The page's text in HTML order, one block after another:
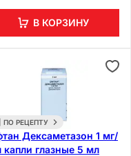
В КОРЗИНУ
ПО РЕЦЕПТУ
Дексаметазон 1 мг/
капли глазные 5 мл